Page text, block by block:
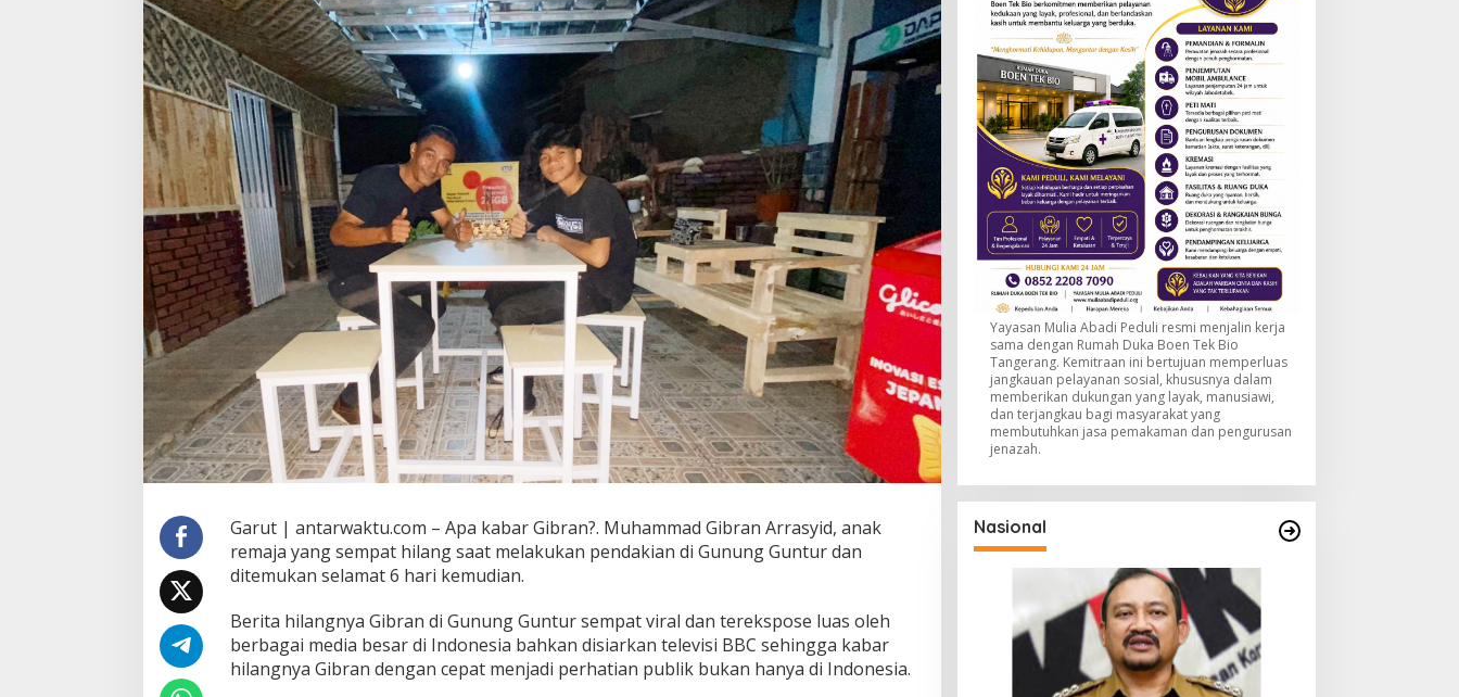
Usaha
Menggandeng
UMKM
Garut | antarwaktu.com – Apa kabar Gibran?. Muhammad Gibran Arrasyid, anak
remaja yang sempat hilang saat melakukan pendakian di Gunung Guntur dan
ditemukan selamat 6 hari kemudian.
Berita hilangnya Gibran di Gunung Guntur sempat viral dan terekspose luas oleh
berbagai media besar di Indonesia bahkan disiarkan televisi BBC sehingga kabar
hilangnya Gibran dengan cepat menjadi perhatian publik bukan hanya di Indonesia.
Yayasan Mulia Abadi Peduli resmi menjalin kerja
sama dengan Rumah Duka Boen Tek Bio
Tangerang. Kemitraan ini bertujuan memperluas
jangkauan pelayanan sosial, khususnya dalam
memberikan dukungan yang layak, manusiawi,
dan terjangkau bagi masyarakat yang
membutuhkan jasa pemakaman dan pengurusan
jenazah.
Nasional